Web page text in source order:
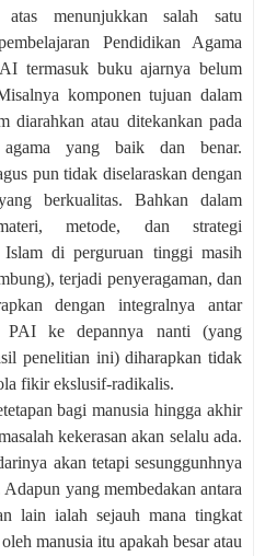
menunjukkan salah satu
Pendidikan Agama
termasuk buku ajarnya belum
komponen tujuan dalam
diarahkan atau ditekankan pada
agama yang baik dan benar.
pun tidak diselaraskan dengan
berkualitas. Bahkan dalam
metode, dan strategi
Islam di perguruan tinggi masih
terjadi penyeragaman, dan
dengan integralnya antar
PAI ke depannya nanti (yang
penelitian ini) diharapkan tidak
fikir ekslusif-radikalis.
bagi manusia hingga akhir
kekerasan akan selalu ada.
akan tetapi sesunggunhnya
yang membedakan antara
lain ialah sejauh mana tingkat
manusia itu apakah besar atau